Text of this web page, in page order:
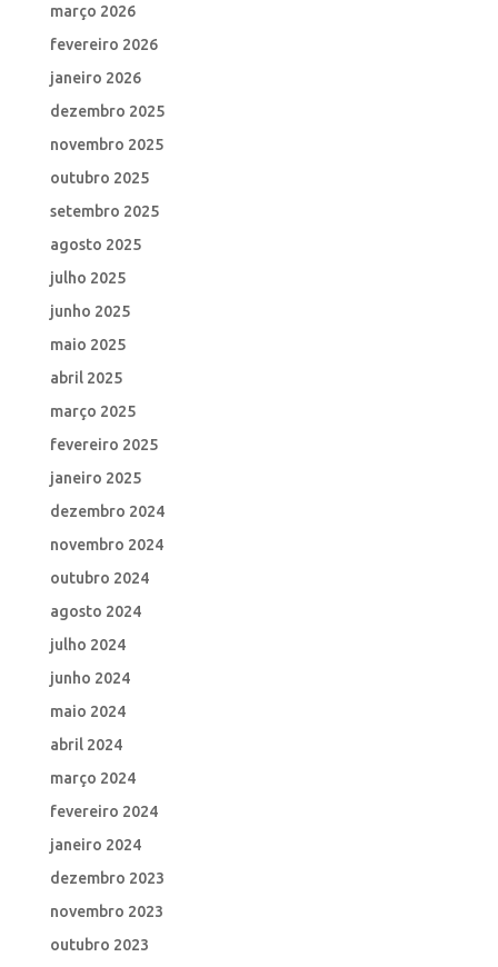
março 2026
fevereiro 2026
janeiro 2026
dezembro 2025
novembro 2025
outubro 2025
setembro 2025
agosto 2025
julho 2025
junho 2025
maio 2025
abril 2025
março 2025
fevereiro 2025
janeiro 2025
dezembro 2024
novembro 2024
outubro 2024
agosto 2024
julho 2024
junho 2024
maio 2024
abril 2024
março 2024
fevereiro 2024
janeiro 2024
dezembro 2023
novembro 2023
outubro 2023